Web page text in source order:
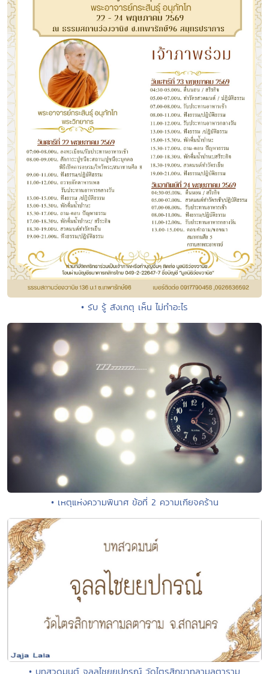
• รับ รู้ สังเกตุ เห็น ไม่ทำอะไร
• เหตุแห่งความพินาศ ข้อที่ 2 ความเกียจคร้าน
• บทสวดมนต์ จุลลไชยยปกรณ์ วัดไตรสิกขาทลามลตาราม